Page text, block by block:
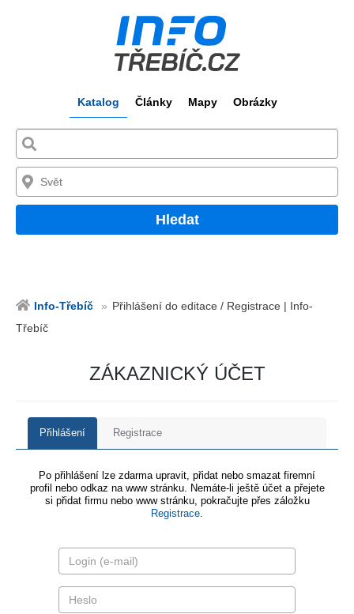
Katalog Články Mapy Obrázky
Hledat
Info-Třebíč
Přihlášení do editace / Registrace | Info-
Třebíč
ZÁKAZNICKÝ ÚČET
Přihlášení Registrace
Po přihlášení lze zdarma upravit, přidat nebo smazat firemní
profil nebo odkaz na www stránku. Nemáte-li ještě účet a přejete
si přidat firmu nebo www stránku, pokračujte přes záložku
Registrace.